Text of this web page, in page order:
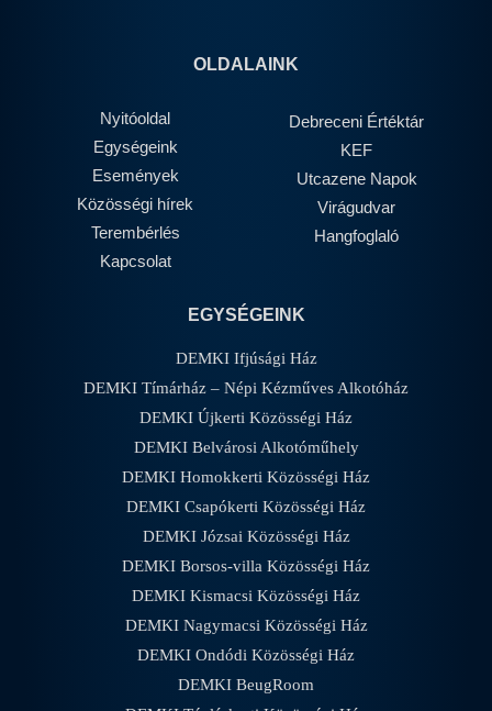
OLDALAINK
Nyitóoldal
Egységeink
Események
Közösségi hírek
Terembérlés
Kapcsolat
Debreceni Értéktár
KEF
Utcazene Napok
Virágudvar
Hangfoglaló
EGYSÉGEINK
DEMKI Ifjúsági Ház
DEMKI Tímárház – Népi Kézműves Alkotóház
DEMKI Újkerti Közösségi Ház
DEMKI Belvárosi Alkotóműhely
DEMKI Homokkerti Közösségi Ház
DEMKI Csapókerti Közösségi Ház
DEMKI Józsai Közösségi Ház
DEMKI Borsos-villa Közösségi Ház
DEMKI Kismacsi Közösségi Ház
DEMKI Nagymacsi Közösségi Ház
DEMKI Ondódi Közösségi Ház
DEMKI BeugRoom